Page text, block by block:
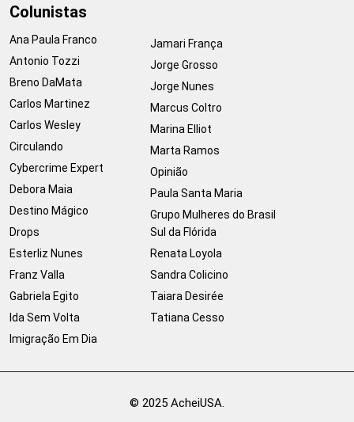
Colunistas
Ana Paula Franco
Antonio Tozzi
Breno DaMata
Carlos Martinez
Carlos Wesley
Circulando
Cybercrime Expert
Debora Maia
Destino Mágico
Drops
Esterliz Nunes
Franz Valla
Gabriela Egito
Ida Sem Volta
Imigração Em Dia
Jamari França
Jorge Grosso
Jorge Nunes
Marcus Coltro
Marina Elliot
Marta Ramos
Opinião
Paula Santa Maria
Grupo Mulheres do Brasil
Sul da Flórida
Renata Loyola
Sandra Colicino
Taiara Desirée
Tatiana Cesso
© 2025 AcheiUSA.